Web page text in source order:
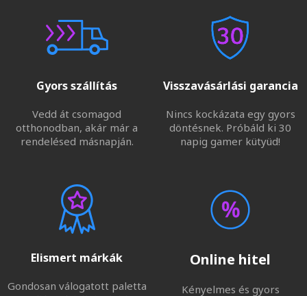
Gyors szállítás
Vedd át csomagod
otthonodban, akár már a
rendelésed másnapján.
Visszavásárlási garancia
Nincs kockázata egy gyors
döntésnek. Próbáld ki 30
napig gamer kütyüd!
Elismert márkák
Gondosan válogatott paletta
Online hitel
Kényelmes és gyors